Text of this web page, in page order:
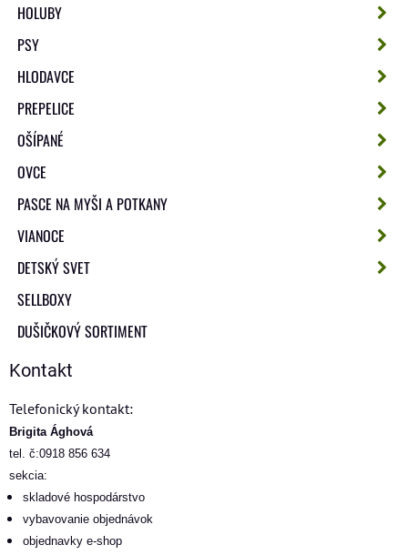
HOLUBY
PSY
HLODAVCE
PREPELICE
OŠÍPANÉ
OVCE
PASCE NA MYŠI A POTKANY
VIANOCE
DETSKÝ SVET
SELLBOXY
DUŠIČKOVÝ SORTIMENT
Kontakt
Telefonický kontakt:
Brigita Ághová
tel. č:0918 856 634
sekcia:
skladové hospodárstvo
vybavovanie objednávok
objednavky e-shop